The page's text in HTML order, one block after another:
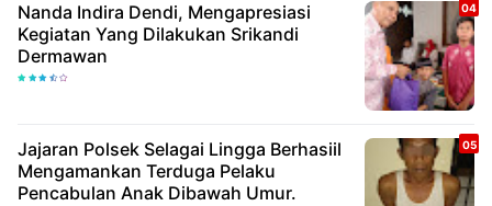
Nanda Indira Dendi, Mengapresiasi
Kegiatan Yang Dilakukan Srikandi
Dermawan
Jajaran Polsek Selagai Lingga Berhasiil
Mengamankan Terduga Pelaku
Pencabulan Anak Dibawah Umur.